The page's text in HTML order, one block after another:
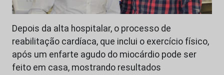
Depois da alta hospitalar, o processo de
reabilitação cardíaca, que inclui o exercício físico,
após um enfarte agudo do miocárdio pode ser
feito em casa, mostrando resultados